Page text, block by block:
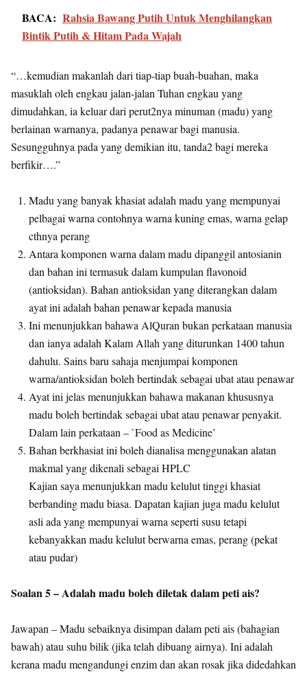
BACA: Rahsia Bawang Putih Untuk Menghilangkan
Bintik Putih & Hitam Pada Wajah
“…kemudian makanlah dari tiap-tiap buah-buahan, maka
masuklah oleh engkau jalan-jalan Tuhan engkau yang
dimudahkan, ia keluar dari perut2nya minuman (madu) yang
berlainan warnanya, padanya penawar bagi manusia.
Sesungguhnya pada yang demikian itu, tanda2 bagi mereka
berfikir….”
Madu yang banyak khasiat adalah madu yang mempunyai
pelbagai warna contohnya warna kuning emas, warna gelap
cthnya perang
Antara komponen warna dalam madu dipanggil antosianin
dan bahan ini termasuk dalam kumpulan flavonoid
(antioksidan). Bahan antioksidan yang diterangkan dalam
ayat ini adalah bahan penawar kepada manusia
Ini menunjukkan bahawa AlQuran bukan perkataan manusia
dan ianya adalah Kalam Allah yang diturunkan 1400 tahun
dahulu. Sains baru sahaja menjumpai komponen
warna/antioksidan boleh bertindak sebagai ubat atau penawar
Ayat ini jelas menunjukkan bahawa makanan khususnya
madu boleh bertindak sebagai ubat atau penawar penyakit.
Dalam lain perkataan – `Food as Medicine’
Bahan berkhasiat ini boleh dianalisa menggunakan alatan
makmal yang dikenali sebagai HPLC
Kajian saya menunjukkan madu kelulut tinggi khasiat
berbanding madu biasa. Dapatan kajian juga madu kelulut
asli ada yang mempunyai warna seperti susu tetapi
kebanyakkan madu kelulut berwarna emas, perang (pekat
atau pudar)
Soalan 5 – Adalah madu boleh diletak dalam peti ais?
Jawapan – Madu sebaiknya disimpan dalam peti ais (bahagian
bawah) atau suhu bilik (jika telah dibuang airnya). Ini adalah
kerana madu mengandungi enzim dan akan rosak jika didedahkan